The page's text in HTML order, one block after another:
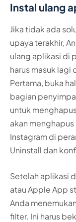
Instal ulang
Jika tidak ada
upaya terakhir,
ulang aplikasi di
harus masuk lagi
Pertama, buka
bagian
untuk
akan
Instagram di
Uninstall dan
Setelah aplikasi
atau Apple App
Anda
filter. Ini harus